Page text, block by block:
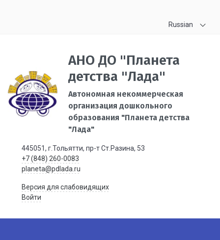
Russian
АНО ДО "Планета
детства "Лада"
Автономная некоммерческая
организация дошкольного
образования "Планета детства
"Лада"
445051, г.Тольятти, пр-т Ст.Разина, 53
+7 (848) 260-0083
planeta@pdlada.ru
Версия для слабовидящих
Войти